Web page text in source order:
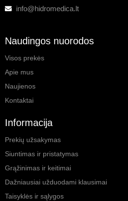
info@hidromedica.lt
Naudingos nuorodos
Visos prekės
Apie mus
Naujienos
Kontaktai
Informacija
Prekių užsakymas
Siuntimas ir pristatymas
Grąžinimas ir keitimai
Dažniausiai užduodami klausimai
Taisyklės ir sąlygos